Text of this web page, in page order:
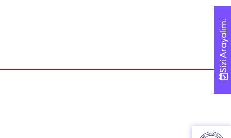
Sizi Arayalım!
Sizi Arayalım!